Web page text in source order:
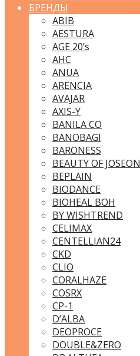
БРЕНДЫ
ABIB
AESTURA
AGE 20’s
AHC
ANUA
ARENCIA
AVAJAR
AXIS-Y
BANILA CO
BANOBAGI
BARONESS
BEAUTY OF JOSEON
BEPLAIN
BIODANCE
BIOHEAL BOH
BY WISHTREND
CELIMAX
CENTELLIAN24
CKD
CLIO
CORALHAZE
COSRX
CP-1
D’ALBA
DEOPROCE
DOUBLE&ZERO